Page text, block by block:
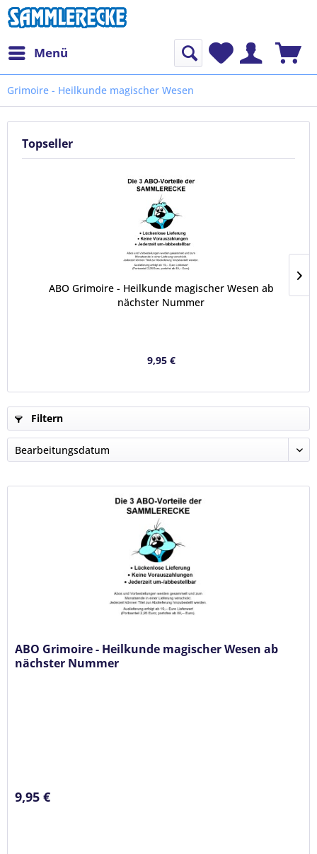
Menü
Grimoire - Heilkunde magischer Wesen
Topseller
ABO Grimoire - Heilkunde magischer Wesen ab
nächster Nummer
9,95 €
Filtern
ABO Grimoire - Heilkunde magischer Wesen ab
nächster Nummer
9,95 €